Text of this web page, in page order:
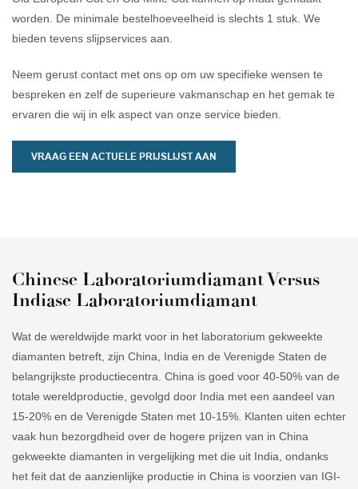
betrouwbare keuze zijn voor
dagelijks gebruik.
worden. De minimale bestelhoeveelheid is slechts 1 stuk. We
bieden tevens slijpservices aan.
Neem gerust contact met ons op om uw specifieke wensen te
bespreken en zelf de superieure vakmanschap en het gemak te
ervaren die wij in elk aspect van onze service bieden.
VRAAG EEN ACTUELE PRIJSLIJST AAN
Chinese Laboratoriumdiamant Versus
Indiase Laboratoriumdiamant
Wat de wereldwijde markt voor in het laboratorium gekweekte
diamanten betreft, zijn China, India en de Verenigde Staten de
belangrijkste productiecentra. China is goed voor 40-50% van de
totale wereldproductie, gevolgd door India met een aandeel van
15-20% en de Verenigde Staten met 10-15%. Klanten uiten echter
vaak hun bezorgdheid over de hogere prijzen van in China
gekweekte diamanten in vergelijking met die uit India, ondanks
het feit dat de aanzienlijke productie in China is voorzien van IGI-